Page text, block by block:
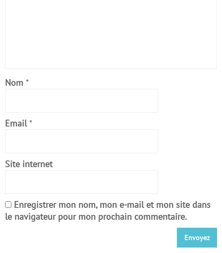
Nom *
Email *
Site internet
Enregistrer mon nom, mon e-mail et mon site dans
le navigateur pour mon prochain commentaire.